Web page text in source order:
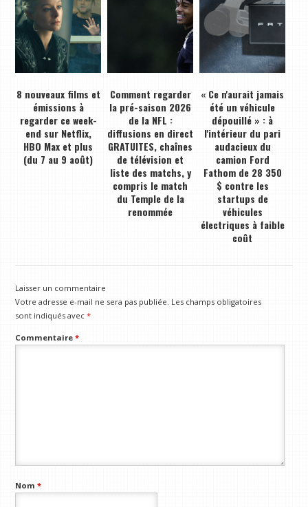
8 nouveaux films et
émissions à
regarder ce week-
end sur Netflix,
HBO Max et plus
(du 7 au 9 août)
Comment regarder
la pré-saison 2026
de la NFL :
diffusions en direct
GRATUITES, chaînes
de télévision et
liste des matchs, y
compris le match
du Temple de la
renommée
« Ce n'aurait jamais
été un véhicule
dépouillé » : à
l'intérieur du pari
audacieux du
camion Ford
Fathom de 28 350
$ contre les
startups de
véhicules
électriques à faible
coût
Laisser un commentaire
Votre adresse e-mail ne sera pas publiée. Les champs obligatoires
sont indiqués avec*
Commentaire*
Nom*